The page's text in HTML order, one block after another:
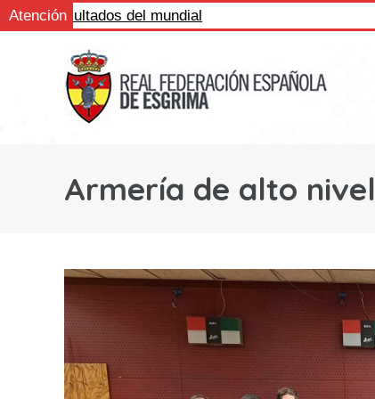
Atención
los resultados del mundial
Armería de alto nivel